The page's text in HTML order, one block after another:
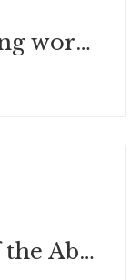
The most outstanding works of the author "Lincoln"
Off the Wall - Art of the Absurd